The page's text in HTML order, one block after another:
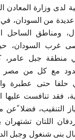
لدى وزارة المعادن
من السودان، في
ومناطق الساحل
غرب السودان،
منطقة جبل عامر،
مع كل من مصر
حلفا حتى عطبرة
فقد تنافست
التنقيب، فضلا ًعن
اللتان تشتهران
بنى شنغول وجبل